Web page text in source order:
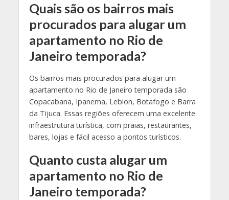
Quais são os bairros mais
procurados para alugar um
apartamento no Rio de
Janeiro temporada?
Os bairros mais procurados para alugar um
apartamento no Rio de Janeiro temporada são
Copacabana, Ipanema, Leblon, Botafogo e Barra
da Tijuca. Essas regiões oferecem uma excelente
infraestrutura turística, com praias, restaurantes,
bares, lojas e fácil acesso a pontos turísticos.
Quanto custa alugar um
apartamento no Rio de
Janeiro temporada?